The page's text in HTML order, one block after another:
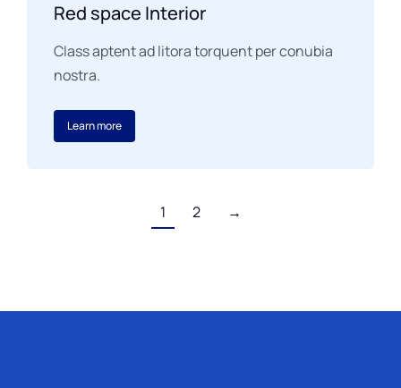
Red space Interior
Class aptent ad litora torquent per conubia
nostra.
Learn more
1 2 →